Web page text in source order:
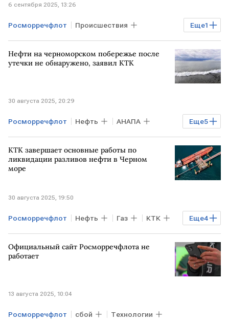
6 сентября 2025, 13:26
Еще1
Росморречфлот Происшествия
Ростовская область
Нефти на черноморском побережье после
утечки не обнаружено, заявил КТК
30 августа 2025, 20:29
Еще5
Росморречфлот Нефть АНАПА
Черное море Бизнес КАЗАХСТАН
КТК Транснефть
КТК завершает основные работы по
ликвидации разливов нефти в Черном
море
30 августа 2025, 19:50
Еще4
Росморречфлот Нефть Газ КТК
Черное море КАЗАХСТАН РФ
Транснефть
Официальный сайт Росморречфлота не
работает
13 августа 2025, 10:04
Росморречфлот сбой Технологии